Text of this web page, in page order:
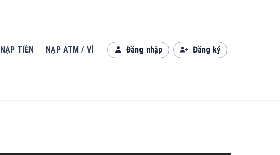
NẠP TIỀN NẠP ATM / VÍ Đăng nhập Đăng ký